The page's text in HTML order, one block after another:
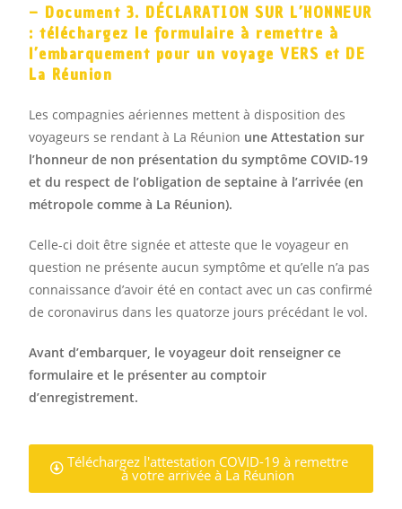
– Document 3. DÉCLARATION SUR L’HONNEUR
: téléchargez le formulaire à remettre à
l’embarquement pour un voyage VERS et DE
La Réunion
Les compagnies aériennes mettent à disposition des
voyageurs se rendant à La Réunion une Attestation sur
l’honneur de non présentation du symptôme COVID-19
et du respect de l’obligation de septaine à l’arrivée (en
métropole comme à La Réunion).
Celle-ci doit être signée et atteste que le voyageur en
question ne présente aucun symptôme et qu’elle n’a pas
connaissance d’avoir été en contact avec un cas confirmé
de coronavirus dans les quatorze jours précédant le vol.
Avant d’embarquer, le voyageur doit renseigner ce
formulaire et le présenter au comptoir
d’enregistrement.
Téléchargez l'attestation COVID-19 à remettre
à votre arrivée à La Réunion